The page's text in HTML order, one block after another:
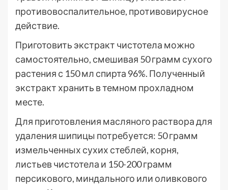
противовоспалительное, противовирусное
действие.
Приготовить экстракт чистотела можно
самостоятельно, смешивая 50 грамм сухого
растения с 150 мл спирта 96%. Полученный
экстракт хранить в темном прохладном
месте.
Для приготовления масляного раствора для
удаления шипицы потребуется: 50 грамм
измельченных сухих стеблей, корня,
листьев чистотела и 150-200 грамм
персикового, миндального или оливкового